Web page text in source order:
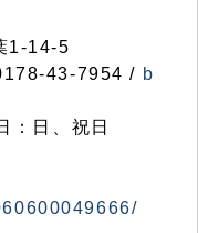
1-14-5
43-7954 / b
：日、祝日